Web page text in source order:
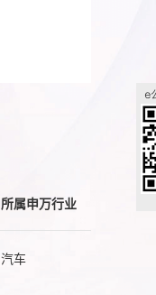
所属申万行业
汽车